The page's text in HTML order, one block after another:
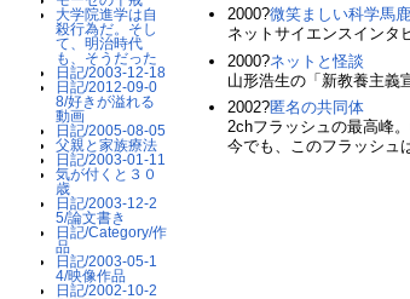
大学院進学は自
殺行為だ。そし
て、明治時代
も、そうだった
日記/2003-12-18
日記/2012-09-0
8/好きが溢れる
動画
日記/2005-08-05
父親と家族療法
日記/2003-01-11
気が付くと３０
歳
日記/2003-12-2
5/論文書き
日記/Category/作
品
日記/2003-05-1
4/映像作品
日記/2002-10-2
2000?微笑ましい科学馬鹿
ネットサイエンスインタ
2000?ネットと怪談
山形浩生の「新教養主義
2002?匿名の共同体
2chフラッシュの最高峰
今でも、このフラッシュ